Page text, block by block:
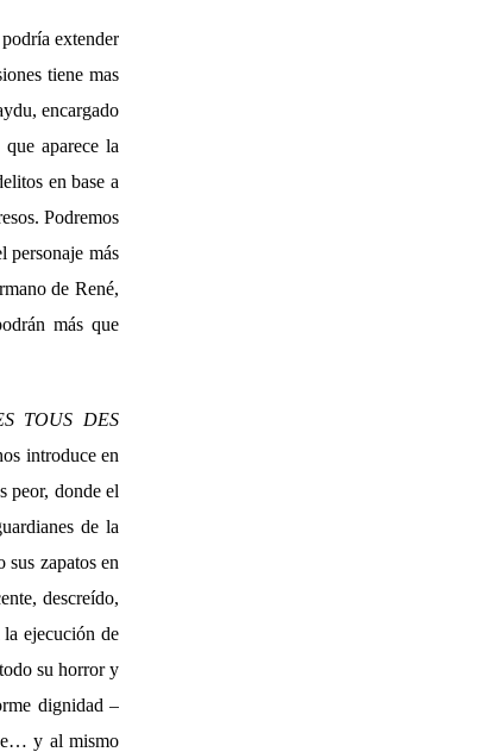
extender
tiene mas
encargado
aparece la
en base a
Podremos
personaje más
de René,
más que
TOUS DES
introduce en
peor, donde el
de la
sus zapatos en
descreído,
la ejecución de
su horror y
dignidad –
y al mismo